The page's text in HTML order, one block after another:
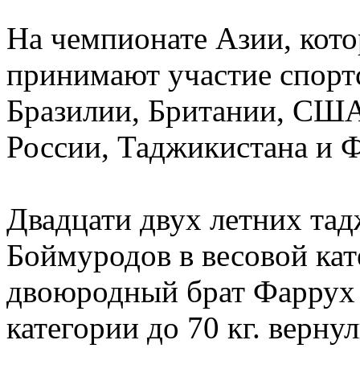
На чемпионате Азии,
принимают участие
Бразилии, Британии,
России, Таджикистана и
Двадцати двух летних
Боймуродов в весовой
двоюродный брат
категории до 70 кг.